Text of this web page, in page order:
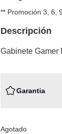
** Promoción 3, 6,
Descripción
Gabinete Gamer
Garantia
Agotado